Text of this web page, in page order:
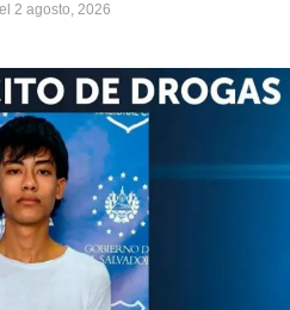
el 2 agosto, 2026